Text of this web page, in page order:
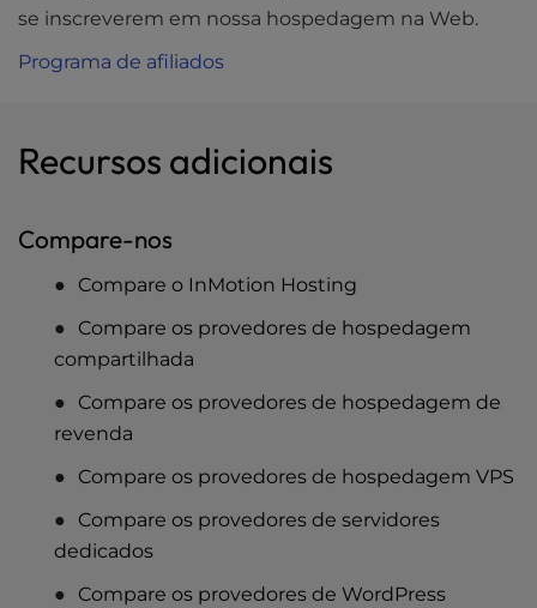
se inscreverem em nossa hospedagem na Web.
Programa de afiliados
Recursos adicionais
Compare-nos
Compare o InMotion Hosting
Compare os provedores de hospedagem
compartilhada
Compare os provedores de hospedagem de
revenda
Compare os provedores de hospedagem VPS
Compare os provedores de servidores
dedicados
Compare os provedores de WordPress